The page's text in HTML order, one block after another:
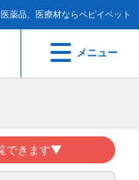
薬品、医療材ならペピイベット
メニュー
できます▼